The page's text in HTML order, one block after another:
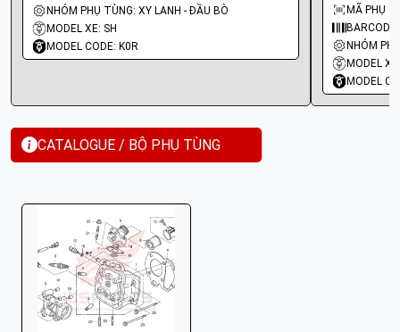
NHÓM PHỤ TÙNG: XY LANH - ĐẦU BÒ
MODEL XE: SH
MODEL CODE: K0R
MÃ PHỤ
NHÓM
MODEL
MODEL
CATALOGUE / BỘ PHỤ TÙNG